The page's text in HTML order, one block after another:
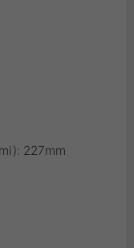
227mm